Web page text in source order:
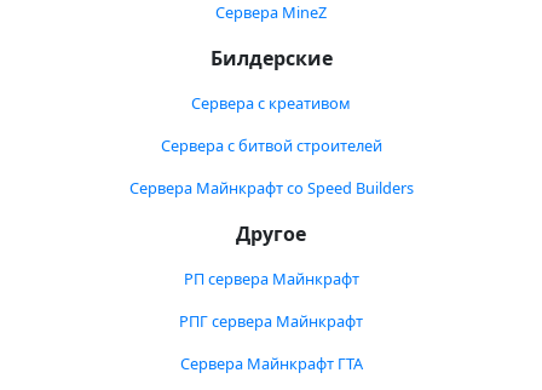
Сервера MineZ
Билдерские
Сервера с креативом
Сервера с битвой строителей
Сервера Майнкрафт со Speed Builders
Другое
РП сервера Майнкрафт
РПГ сервера Майнкрафт
Сервера Майнкрафт ГТА